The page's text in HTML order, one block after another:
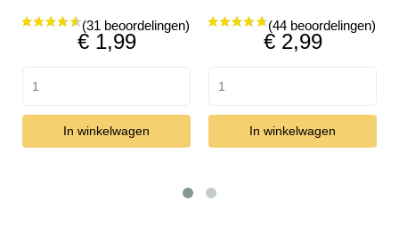
Prijs
€ 1,99
In winkelwagen
Prijs
€ 2,99
In winkelwagen